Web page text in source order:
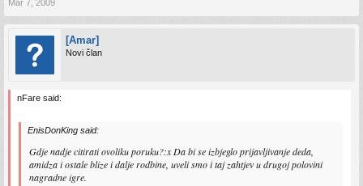
Mar 7, 2009
[Amar]
Novi član
nFare said:
EnisDonKing said:
Gdje nadje citirati ovoliku poruku?:x Da bi se izbjeglo prijavljivanje deda,
amidza i ostale blize i dalje rodbine, uveli smo i taj zahtjev u drugoj polovini
nagradne igre.